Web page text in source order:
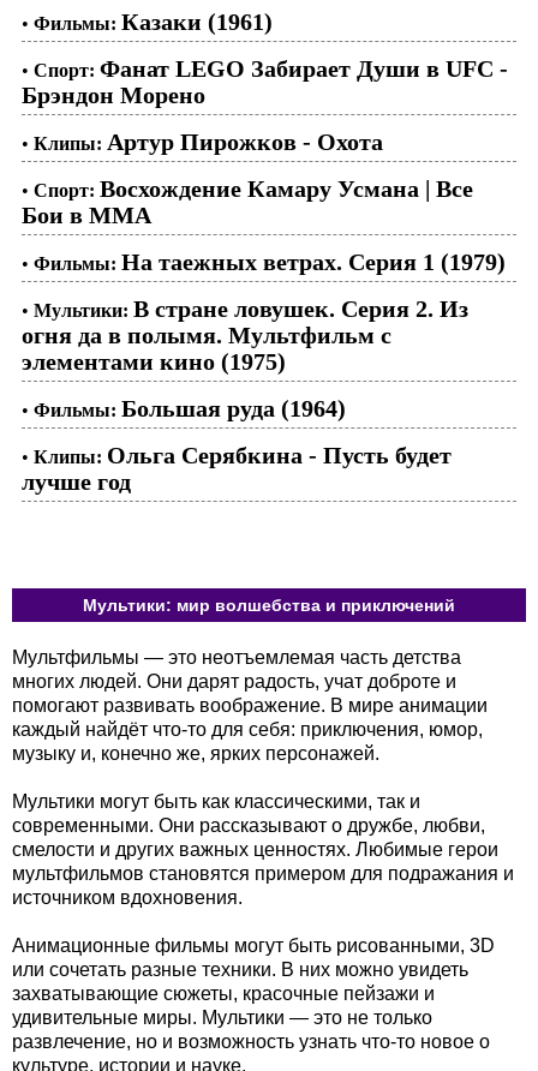
• Фильмы: Казаки (1961)
• Спорт: Фанат LEGO Забирает Души в UFC -
Брэндон Морено
• Клипы: Артур Пирожков - Охота
• Спорт: Восхождение Камару Усмана | Все
Бои в ММА
• Фильмы: На таежных ветрах. Серия 1 (1979)
• Мультики: В стране ловушек. Серия 2. Из
огня да в полымя. Мультфильм с
элементами кино (1975)
• Фильмы: Большая руда (1964)
• Клипы: Ольга Серябкина - Пусть будет
лучше год
Мультики: мир волшебства и приключений
Мультфильмы — это неотъемлемая часть детства
многих людей. Они дарят радость, учат доброте и
помогают развивать воображение. В мире анимации
каждый найдёт что-то для себя: приключения, юмор,
музыку и, конечно же, ярких персонажей.
Мультики могут быть как классическими, так и
современными. Они рассказывают о дружбе, любви,
смелости и других важных ценностях. Любимые герои
мультфильмов становятся примером для подражания и
источником вдохновения.
Анимационные фильмы могут быть рисованными, 3D
или сочетать разные техники. В них можно увидеть
захватывающие сюжеты, красочные пейзажи и
удивительные миры. Мультики — это не только
развлечение, но и возможность узнать что-то новое о
культуре, истории и науке.